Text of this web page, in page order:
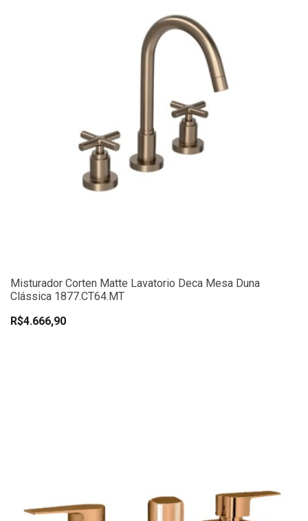
Misturador Corten Matte Lavatorio Deca Mesa Duna
Clássica 1877.CT64.MT
R$4.666,90